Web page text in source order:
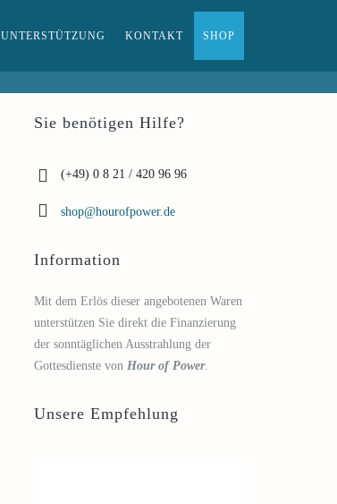
UNTERSTÜTZUNG KONTAKT SHOP
Sie benötigen Hilfe?
(+49) 0 8 21 / 420 96 96
shop@hourofpower.de
Information
Mit dem Erlös dieser angebotenen Waren
unterstützen Sie direkt die Finanzierung
der sonntäglichen Ausstrahlung der
Gottesdienste von Hour of Power.
Unsere Empfehlung